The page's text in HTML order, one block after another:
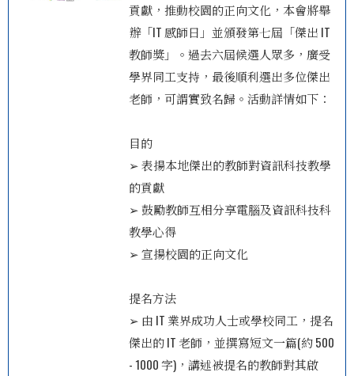
貢獻，推動校園的正向文化，本會將舉
辦「IT 感師日」並頒發第七屆「傑出 IT
教師獎」。過去六屆候選人眾多，廣受
學界同工支持，最後順利選出多位傑出
老師，可謂實致名歸。活動詳情如下：
目的
➢ 表揚本地傑出的教師對資訊科技教學
的貢獻
➢ 鼓勵教師互相分享電腦及資訊科技科
教學心得
➢ 宣揚校園的正向文化
提名方法
➢ 由 IT 業界成功人士或學校同工，提名
傑出的 IT 老師，並撰寫短文一篇(約 500
- 1000 字)，講述被提名的教師對其啟